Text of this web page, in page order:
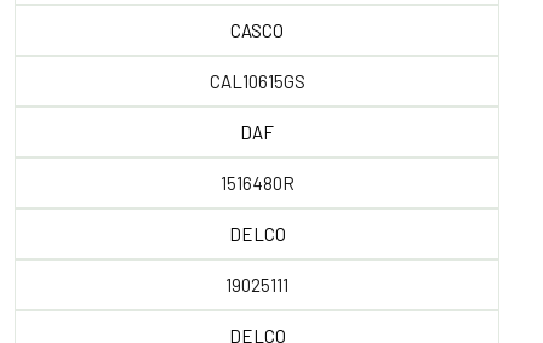
CASCO
CAL10615GS
DAF
1516480R
DELCO
19025111
DELCO